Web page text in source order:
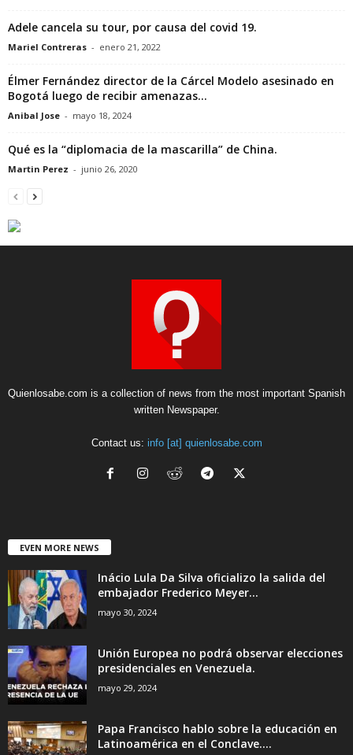
Adele cancela su tour, por causa del covid 19.
Mariel Contreras - enero 21, 2022
Élmer Fernández director de la Cárcel Modelo asesinado en
Bogotá luego de recibir amenazas...
Anibal Jose - mayo 18, 2024
Qué es la “diplomacia de la mascarilla” de China.
Martin Perez - junio 26, 2020
Quienlosabe.com is a collection of news from the most important Spanish
written Newspaper.
Contact us: info [at] quienlosabe.com
EVEN MORE NEWS
Inácio Lula Da Silva oficializo la salida del
embajador Frederico Meyer...
mayo 30, 2024
Unión Europea no podrá observar elecciones
presidenciales en Venezuela.
mayo 29, 2024
Papa Francisco hablo sobre la educación en
Latinoamérica en el Conclave....